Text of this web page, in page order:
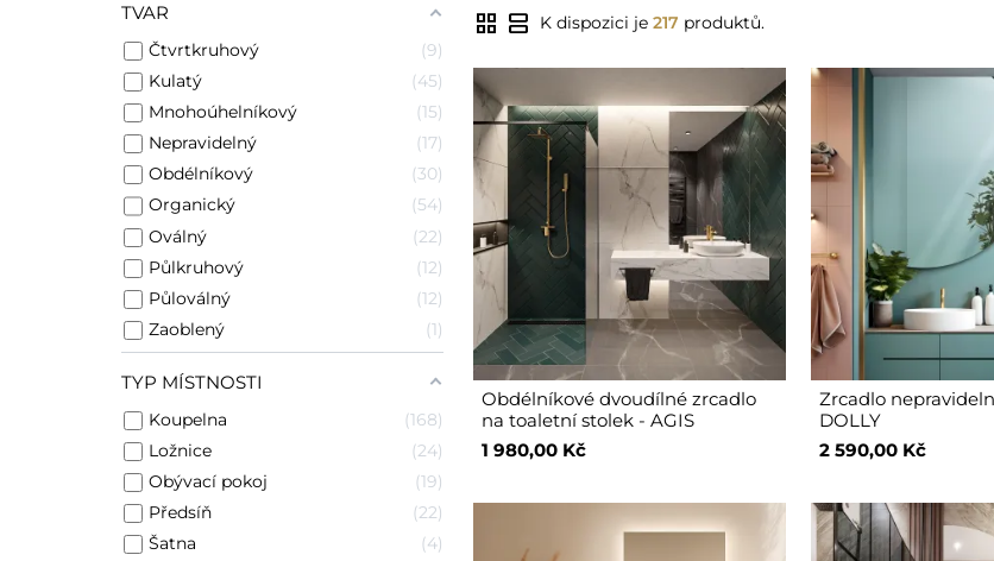
TVAR
Čtvrtkruhový
9
Kulatý
45
Mnohoúhelníkový
15
Nepravidelný
17
Obdélníkový
30
Organický
54
Oválný
22
Půlkruhový
12
Půloválný
12
Zaoblený
1
TYP MÍSTNOSTI
Koupelna
168
Ložnice
24
Obývací pokoj
19
Předsíň
22
Šatna
4
grid_view view_agenda K dispozici je 217 produktů.
Obdélníkové dvoudílné zrcadlo
na toaletní stolek - AGIS
1 980,00 Kč
Zrcadlo
DOLLY
2 590,00 Kč